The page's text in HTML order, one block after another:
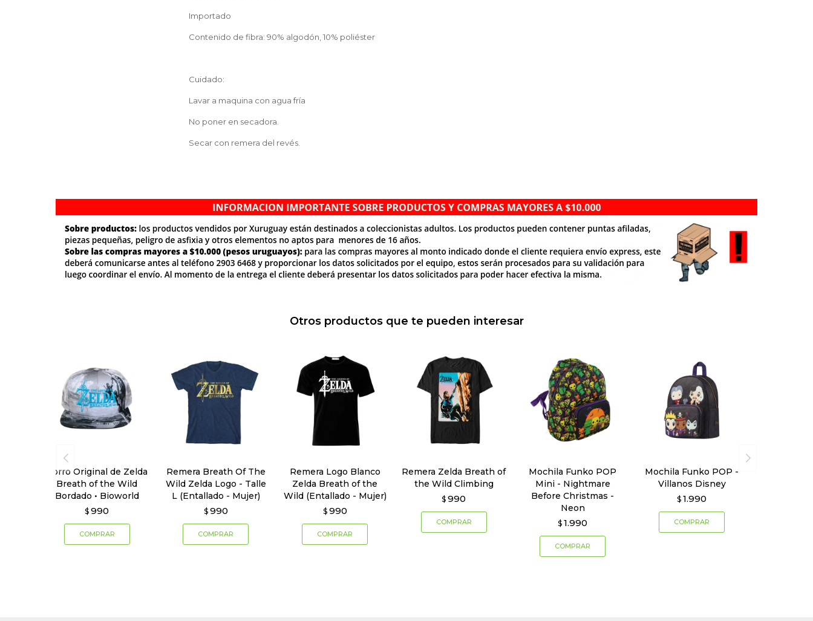
Importado
Contenido de fibra: 90% algodón, 10% poliéster
Cuidado:
Lavar a maquina con agua fría
No poner en secadora.
Secar con remera del revés.
Otros productos que te pueden interesar
Gorro Original de Zelda
Breath of the Wild
Bordado • Bioworld
$ 990
Remera Breath Of The
Wild Zelda Logo - Talle
L (Entallado - Mujer)
$ 990
Remera Logo Blanco
Zelda Breath of the
Wild (Entallado - Mujer)
$ 990
Remera Zelda Breath of
the Wild Climbing
$ 990
Mochila Funko POP
Mini - Nightmare
Before Christmas -
Neon
$ 1.990
Mochila Funko POP -
Villanos Disney
$ 1.990